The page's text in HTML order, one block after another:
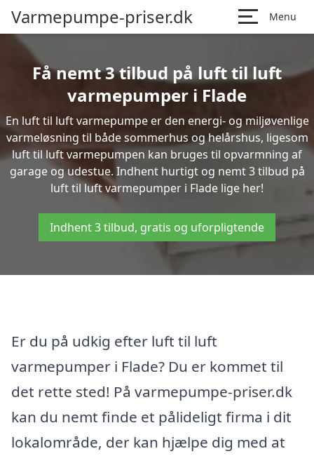
Varmepumpe-priser.dk Menu
Få nemt 3 tilbud på luft til luft
varmepumper i Flade
En luft til luft varmepumpe er den energi- og miljøvenlige
varmeløsning til både sommerhus og helårshus, ligesom
luft til luft varmepumpen kan bruges til opvarmning af
garage og udestue. Indhent hurtigt og nemt 3 tilbud på
luft til luft varmepumper i Flade lige her!
Indhent 3 tilbud, gratis og uforpligtende
Er du på udkig efter luft til luft
varmepumper i Flade? Du er kommet til
det rette sted! På varmepumpe-priser.dk
kan du nemt finde et pålideligt firma i dit
lokalområde, der kan hjælpe dig med at